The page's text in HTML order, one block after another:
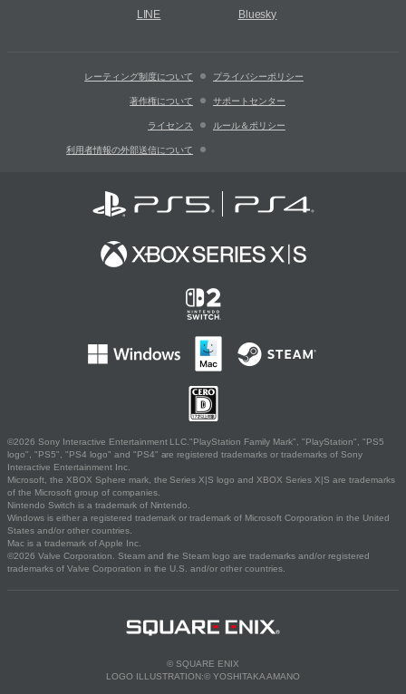
LINE Bluesky
レーティング制度について プライバシーポリシー
著作権について サポートセンター
ライセンス ルール＆ポリシー
利用者情報の外部送信について
©2026 Sony Interactive Entertainment LLC."PlayStation Family Mark", "PlayStation", "PS5
logo", "PS5", "PS4 logo" and "PS4" are registered trademarks or trademarks of Sony
Interactive Entertainment Inc.
Microsoft, the XBOX Sphere mark, the Series X|S logo and XBOX Series X|S are trademarks
of the Microsoft group of companies.
Nintendo Switch is a trademark of Nintendo.
Windows is either a registered trademark or trademark of Microsoft Corporation in the United
States and/or other countries.
Mac is a trademark of Apple Inc.
©2026 Valve Corporation. Steam and the Steam logo are trademarks and/or registered
trademarks of Valve Corporation in the U.S. and/or other countries.
© SQUARE ENIX
LOGO ILLUSTRATION:© YOSHITAKA AMANO